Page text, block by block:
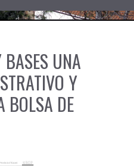
UNA
Y
BOLSA DE